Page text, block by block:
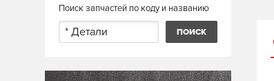
Поиск запчастей по коду и названию